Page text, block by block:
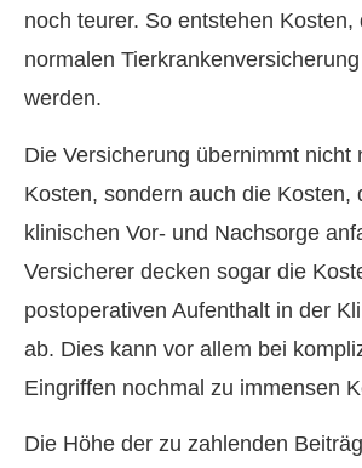
noch teurer. So entstehen Kosten,
normalen
werden.
Die Versicherung übernimmt nicht
Kosten, sondern auch die Kosten,
klinischen Vor- und Nachsorge
Versicherer decken sogar die
postoperativen Aufenthalt in der
ab. Dies kann vor allem bei
Eingriffen nochmal zu immensen
Die Höhe der zu zahlenden